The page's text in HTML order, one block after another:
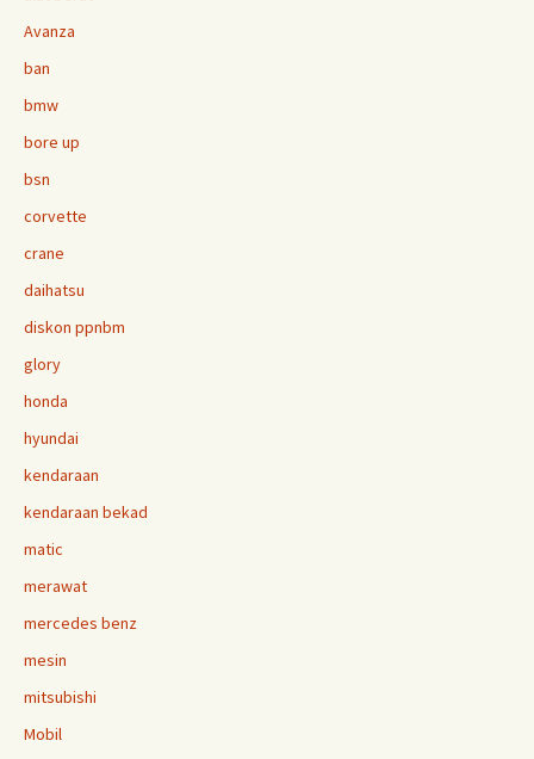
Avanza
ban
bmw
bore up
bsn
corvette
crane
daihatsu
diskon ppnbm
glory
honda
hyundai
kendaraan
kendaraan bekad
matic
merawat
mercedes benz
mesin
mitsubishi
Mobil